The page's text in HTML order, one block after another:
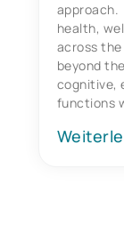
health,
across
beyond
cognitive,
functions